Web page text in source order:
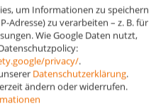
Aktiv
Aktiv
um Informationen zu speichern
Adresse) zu verarbeiten – z. B. für
Wie Google Daten nutzt,
privacy/.
Datenschutzerklärung.
ändern oder widerrufen.